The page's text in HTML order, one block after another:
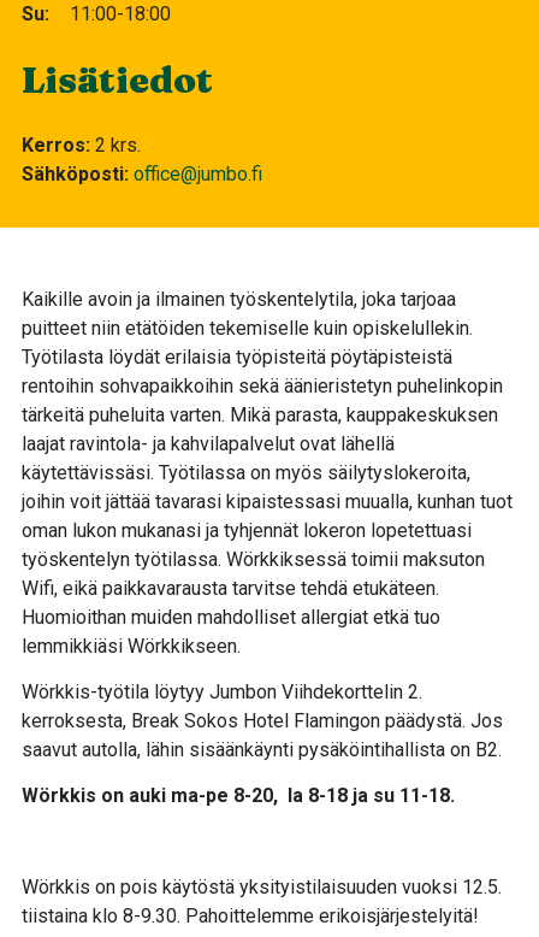
Kaikille avoin ja ilmainen työskentelytila, joka tarjoaa
puitteet niin etätöiden tekemiselle kuin opiskelullekin.
Työtilasta löydät erilaisia työpisteitä pöytäpisteistä
rentoihin sohvapaikkoihin sekä äänieristetyn puhelinkopin
tärkeitä puheluita varten. Mikä parasta, kauppakeskuksen
laajat ravintola- ja kahvilapalvelut ovat lähellä
käytettävissäsi. Työtilassa on myös säilytyslokeroita,
joihin voit jättää tavarasi kipaistessasi muualla, kunhan tuot
oman lukon mukanasi ja tyhjennät lokeron lopetettuasi
työskentelyn työtilassa. Wörkkiksessä toimii maksuton
Wifi, eikä paikkavarausta tarvitse tehdä etukäteen.
Huomioithan muiden mahdolliset allergiat etkä tuo
lemmikkiäsi Wörkkikseen.
Wörkkis-työtila löytyy Jumbon Viihdekorttelin 2.
kerroksesta, Break Sokos Hotel Flamingon päädystä. Jos
saavut autolla, lähin sisäänkäynti pysäköintihallista on B2.
Wörkkis on auki ma-pe 8-20, la 8-18 ja su 11-18.
Wörkkis on pois käytöstä yksityistilaisuuden vuoksi 12.5.
tiistaina klo 8-9.30. Pahoittelemme erikoisjärjestelyitä!
Su
11:00-18:00
Lisätiedot
Kerros 2 krs.
Sähköposti office@jumbo.fi